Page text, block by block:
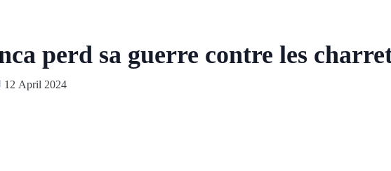
perd sa guerre contre les
12 April 2024